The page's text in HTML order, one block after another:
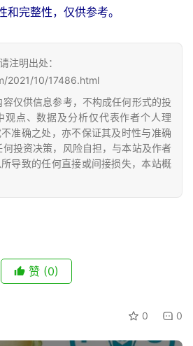
完整性，仅供参考。
注明出处：
2021/10/17486.html
容仅供信息参考，不构成任何形式的投
观点、数据及分析仅代表作者个人理
准确之处，亦不保证其及时性与准确
投资决策，风险自担，与本站及作者
导致的任何直接或间接损失，本站概
赞 (0)
0 0